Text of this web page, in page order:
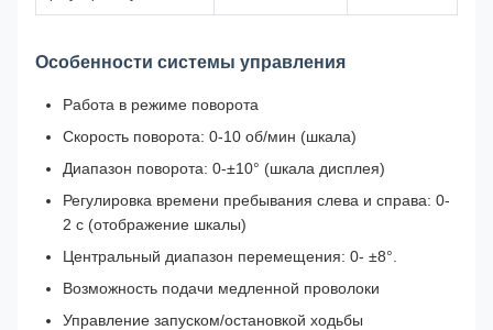
Особенности системы управления
Работа в режиме поворота
Скорость поворота: 0-10 об/мин (шкала)
Диапазон поворота: 0-±10° (шкала дисплея)
Регулировка времени пребывания слева и справа: 0-
2 с (отображение шкалы)
Центральный диапазон перемещения: 0- ±8°.
Возможность подачи медленной проволоки
Управление запуском/остановкой ходьбы